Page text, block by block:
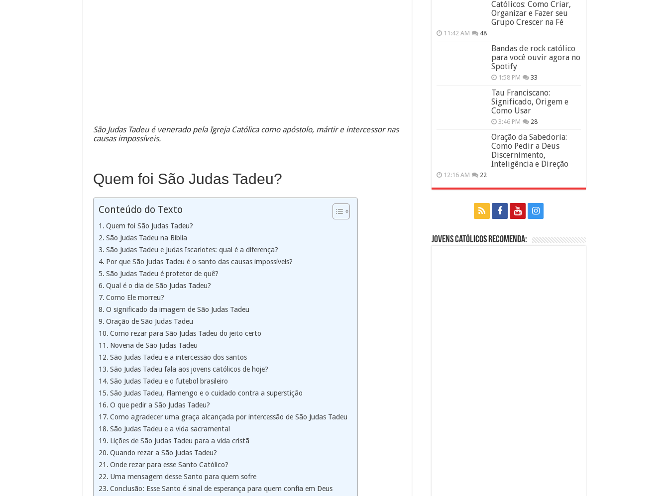
São Judas Tadeu é venerado pela Igreja Católica como apóstolo, mártir e intercessor nas
causas impossíveis.
Quem foi São Judas Tadeu?
Conteúdo do Texto
Quem foi São Judas Tadeu?
São Judas Tadeu na Bíblia
São Judas Tadeu e Judas Iscariotes: qual é a diferença?
Por que São Judas Tadeu é o santo das causas impossíveis?
São Judas Tadeu é protetor de quê?
Qual é o dia de São Judas Tadeu?
Como Ele morreu?
O significado da imagem de São Judas Tadeu
Oração de São Judas Tadeu
Como rezar para São Judas Tadeu do jeito certo
Novena de São Judas Tadeu
São Judas Tadeu e a intercessão dos santos
São Judas Tadeu fala aos jovens católicos de hoje?
São Judas Tadeu e o futebol brasileiro
São Judas Tadeu, Flamengo e o cuidado contra a superstição
O que pedir a São Judas Tadeu?
Como agradecer uma graça alcançada por intercessão de São Judas Tadeu
São Judas Tadeu e a vida sacramental
Lições de São Judas Tadeu para a vida cristã
Quando rezar a São Judas Tadeu?
Onde rezar para esse Santo Católico?
Uma mensagem desse Santo para quem sofre
Conclusão: Esse Santo é sinal de esperança para quem confia em Deus
Católicos: Como Criar,
Organizar e Fazer seu
Grupo Crescer na Fé
11:42 AM 48
Bandas de rock católico
para você ouvir agora no
Spotify
1:58 PM 33
Tau Franciscano:
Significado, Origem e
Como Usar
3:46 PM 28
Oração da Sabedoria:
Como Pedir a Deus
Discernimento,
Inteligência e Direção
12:16 AM 22
Jovens Católicos Recomenda: